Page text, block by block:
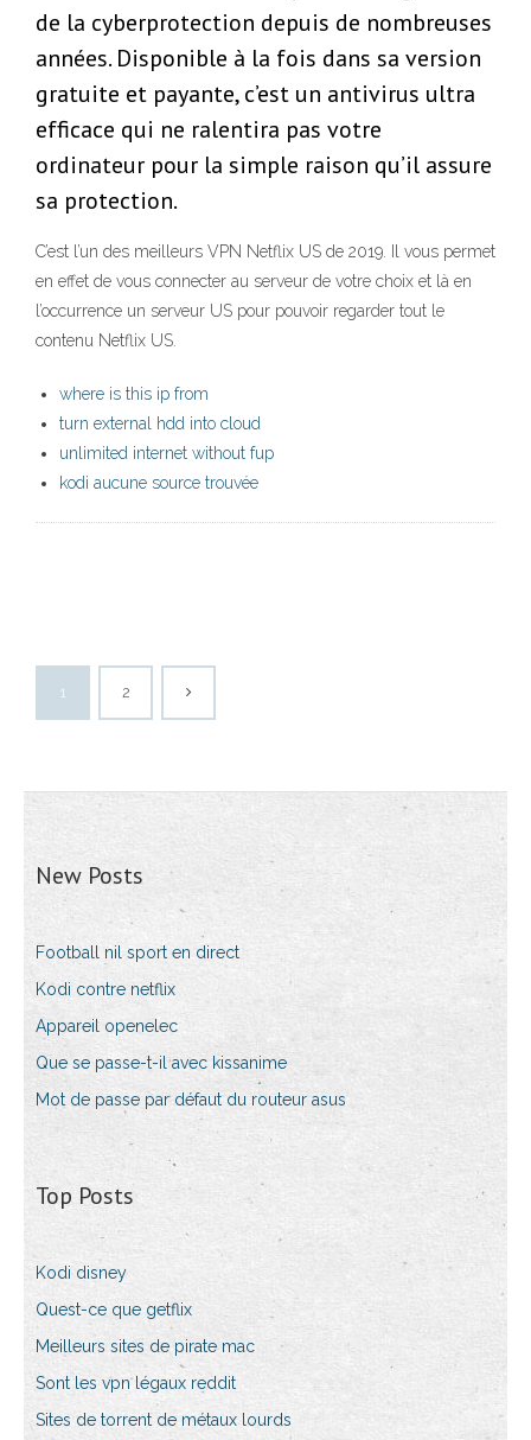
de la cyberprotection depuis de nombreuses
années. Disponible à la fois dans sa version
gratuite et payante, c’est un antivirus ultra
efficace qui ne ralentira pas votre
ordinateur pour la simple raison qu’il assure
sa protection.
C’est l’un des meilleurs VPN Netflix US de 2019. Il vous permet
en effet de vous connecter au serveur de votre choix et là en
l’occurrence un serveur US pour pouvoir regarder tout le
contenu Netflix US.
where is this ip from
turn external hdd into cloud
unlimited internet without fup
kodi aucune source trouvée
1 2
New Posts
Football nil sport en direct
Kodi contre netflix
Appareil openelec
Que se passe-t-il avec kissanime
Mot de passe par défaut du routeur asus
Top Posts
Kodi disney
Quest-ce que getflix
Meilleurs sites de pirate mac
Sont les vpn légaux reddit
Sites de torrent de métaux lourds